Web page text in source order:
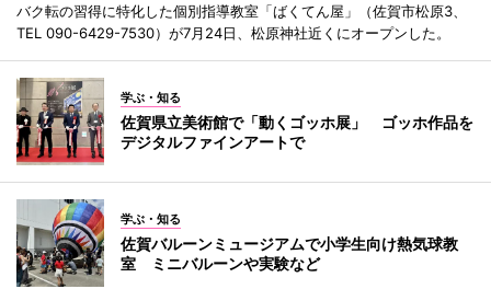
バク転の習得に特化した個別指導教室「ばくてん屋」（佐賀市松原3、
TEL 090-6429-7530）が7月24日、松原神社近くにオープンした。
学ぶ・知る
佐賀県立美術館で「動くゴッホ展」 ゴッホ作品を
デジタルファインアートで
学ぶ・知る
佐賀バルーンミュージアムで小学生向け熱気球教
室 ミニバルーンや実験など